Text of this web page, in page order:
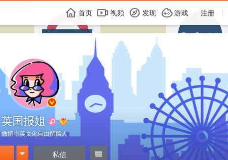
E 首页  视频 F 发现 G游戏 注册
英国报姐
微博中英文化自由撰稿人
g 私信 =